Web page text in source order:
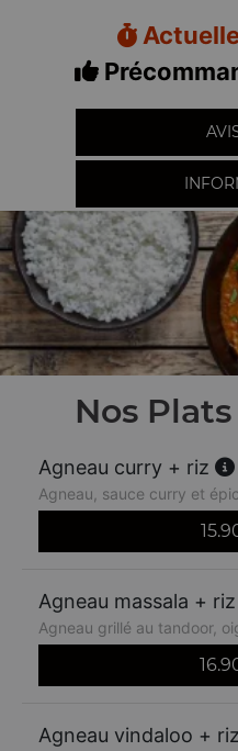
Nos
Agneau curry + riz
Agneau, sauce curry et
Agneau massala + riz
Agneau grillé au tandoor,
Agneau vindaloo + riz